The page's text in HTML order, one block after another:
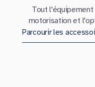
Tout
motorisation et
Parcourir les